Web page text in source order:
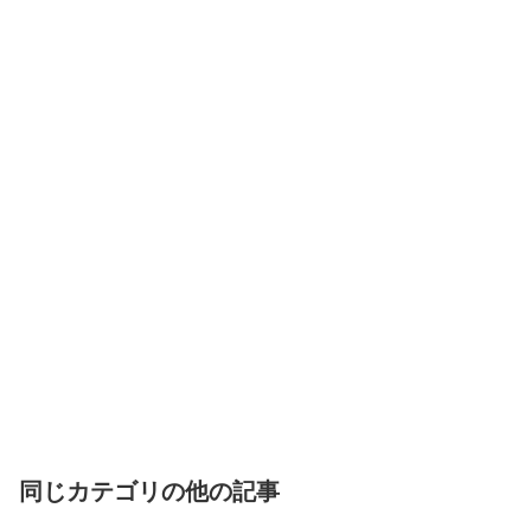
同じカテゴリの他の記事